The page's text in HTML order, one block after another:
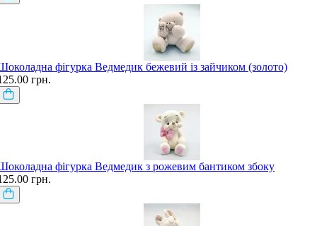
фігурка Ведмедик бежевий із зайчиком (золото)
грн.
фігурка Ведмедик з рожевим бантиком збоку
грн.